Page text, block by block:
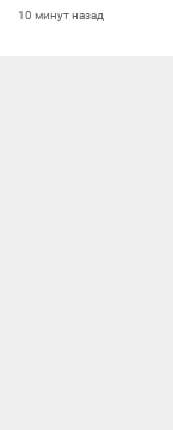
10 минут назад